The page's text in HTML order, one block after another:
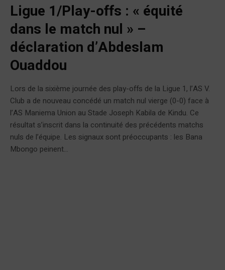
Ligue 1/Play-offs : « équité
dans le match nul » –
déclaration d’Abdeslam
Ouaddou
Lors de la sixième journée des play-offs de la Ligue 1, l’AS V.
Club a de nouveau concédé un match nul vierge (0-0) face à
l’AS Maniema Union au Stade Joseph Kabila de Kindu. Ce
résultat s’inscrit dans la continuité des précédents matchs
nuls de l’équipe. Les signaux sont préoccupants : les Bana
Mbongo peinent...